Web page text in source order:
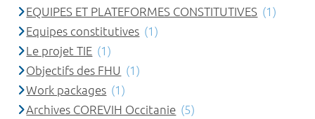
EQUIPES ET PLATEFORMES CONSTITUTIVES (1)
Equipes constitutives (1)
Le projet TIE (1)
Objectifs des FHU (1)
Work packages (1)
Archives COREVIH Occitanie (5)